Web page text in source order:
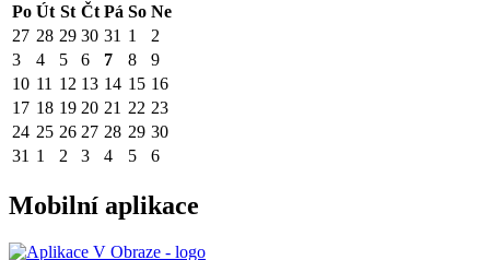
Po Út St Čt Pá So Ne
27 28 29 30 31 1
2
3
4 5 6 7 8
9
10 11 12 13 14 15 16
17 18 19 20 21 22 23
24 25 26 27 28 29 30
31 1 2 3 4 5 6
Mobilní aplikace